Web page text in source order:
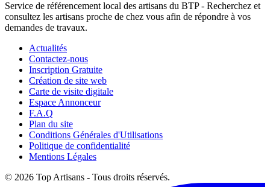
Service de référencement local des artisans du BTP - Recherchez et
consultez les artisans proche de chez vous afin de répondre à vos
demandes de travaux.
Actualités
Contactez-nous
Inscription Gratuite
Création de site web
Carte de visite digitale
Espace Annonceur
F.A.Q
Plan du site
Conditions Générales d'Utilisations
Politique de confidentialité
Mentions Légales
© 2026 Top Artisans - Tous droits réservés.